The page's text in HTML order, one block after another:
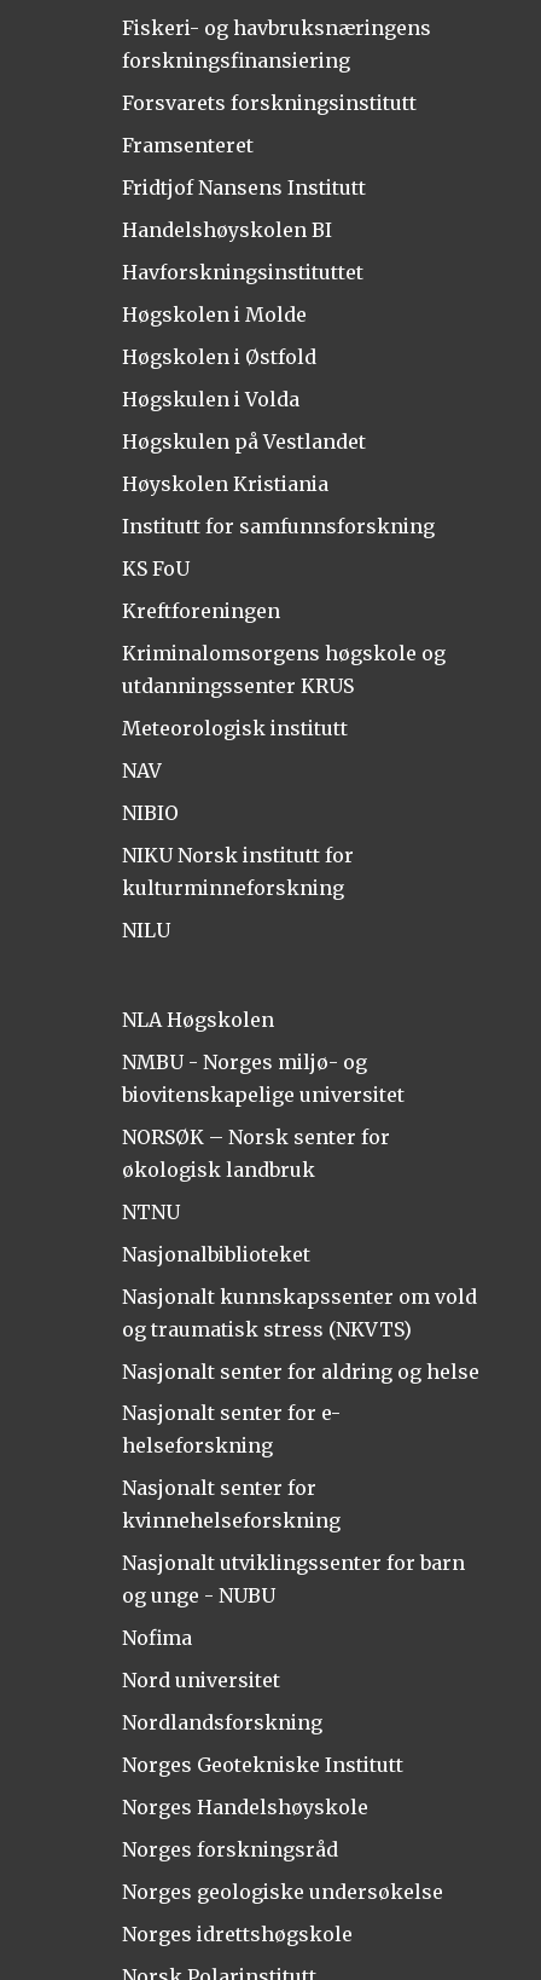
Fiskeri- og havbruksnæringens
forskningsfinansiering
Forsvarets forskningsinstitutt
Framsenteret
Fridtjof Nansens Institutt
Handelshøyskolen BI
Havforskningsinstituttet
Høgskolen i Molde
Høgskolen i Østfold
Høgskulen i Volda
Høgskulen på Vestlandet
Høyskolen Kristiania
Institutt for samfunnsforskning
KS FoU
Kreftforeningen
Kriminalomsorgens høgskole og
utdanningssenter KRUS
Meteorologisk institutt
NAV
NIBIO
NIKU Norsk institutt for
kulturminneforskning
NILU
NLA Høgskolen
NMBU - Norges miljø- og
biovitenskapelige universitet
NORSØK – Norsk senter for
økologisk landbruk
NTNU
Nasjonalbiblioteket
Nasjonalt kunnskapssenter om vold
og traumatisk stress (NKVTS)
Nasjonalt senter for aldring og helse
Nasjonalt senter for e-
helseforskning
Nasjonalt senter for
kvinnehelseforskning
Nasjonalt utviklingssenter for barn
og unge - NUBU
Nofima
Nord universitet
Nordlandsforskning
Norges Geotekniske Institutt
Norges Handelshøyskole
Norges forskningsråd
Norges geologiske undersøkelse
Norges idrettshøgskole